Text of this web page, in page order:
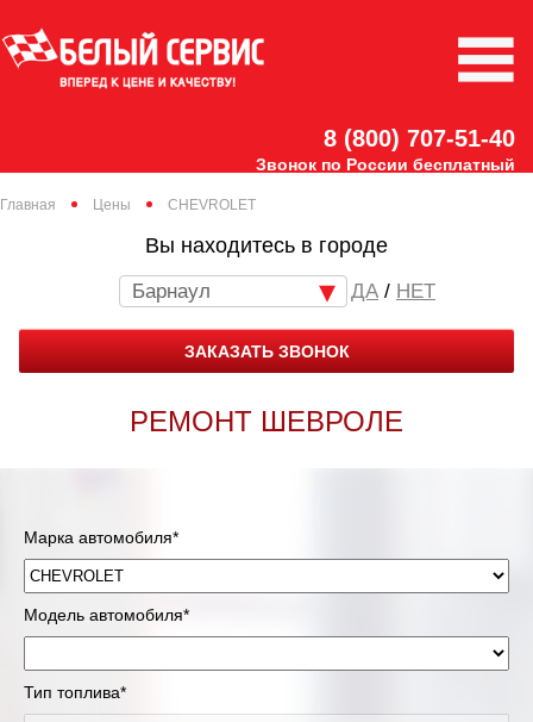
8 (800) 707-51-40
Звонок по России бесплатный
Главная Цены CHEVROLET
Вы находитесь в городе
Барнаул / НЕТ
ЗАКАЗАТЬ ЗВОНОК
РЕМОНТ ШЕВРОЛЕ
Марка автомобиля*
Модель автомобиля*
Тип топлива*